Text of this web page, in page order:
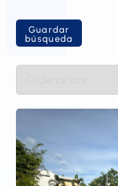
Guardar
búsqueda